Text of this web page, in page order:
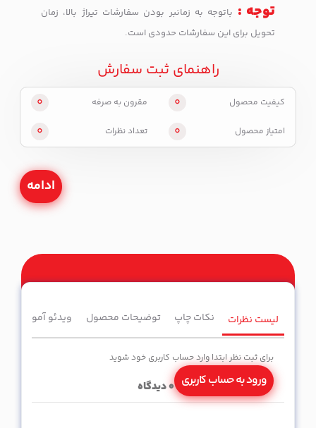
توجه : باتوجه به زمانبر بودن سفارشات تیراژ بالا، زمان
تحویل برای این سفارشات حدودی است.
راهنمای ثبت سفارش
کیفیت محصول 0 مقرون به صرفه 0
امتیاز محصول 0 تعداد نظرات 0
ادامه
لیست نظرات نکات چاپ توضیحات محصول ویدئو آموزشی
برای ثبت نظر ابتدا وارد حساب کاربری خود شوید
ورود به حساب کاربری 0دیدگاه